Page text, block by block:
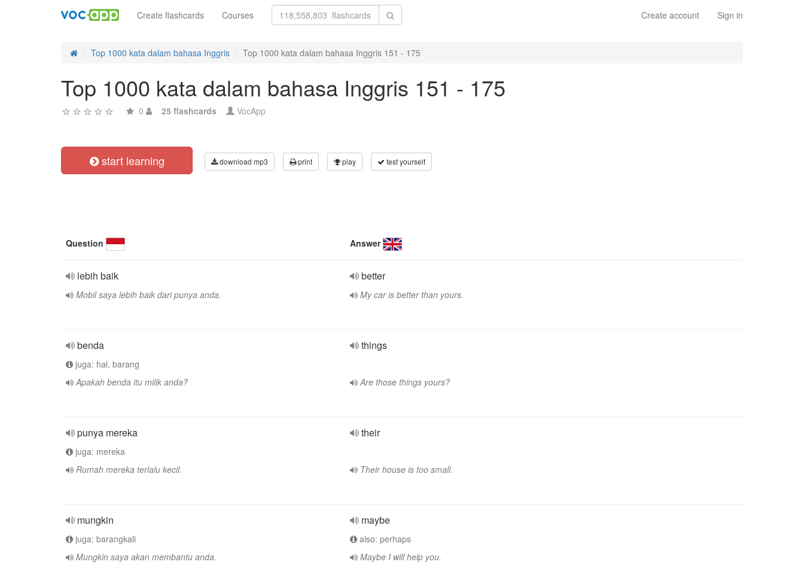
Create account Sign in
Create flashcards Courses
Top 1000 kata dalam bahasa Inggris Top 1000 kata dalam bahasa Inggris 151 - 175
Top 1000 kata dalam bahasa Inggris 151 - 175
0 25 flashcards VocApp
start learning download mp3 print play test yourself
Question Answer
lebih baik
Mobil saya lebih baik dari punya anda.
better
My car is better than yours.
benda
juga: hal, barang
Apakah benda itu milik anda?
things
Are those things yours?
punya mereka
juga: mereka
Rumah mereka terlalu kecil.
their
Their house is too small.
mungkin
juga: barangkali
Mungkin saya akan membantu anda.
maybe
also: perhaps
Maybe I will help you.